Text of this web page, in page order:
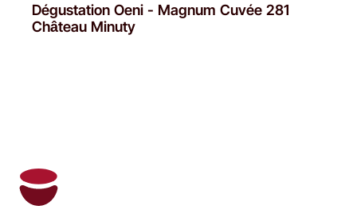
Dégustation Oeni - Magnum Cuvée 281
Château Minuty